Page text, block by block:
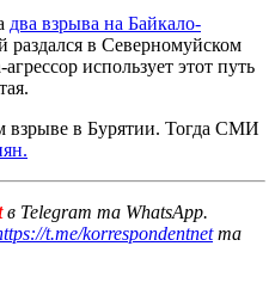
два взрыва на Байкало-
раздался в Северномуйском
использует этот путь
взрыве в Бурятии. Тогда СМИ
в Telegram та WhatsApp.
t.me/korrespondentnetта